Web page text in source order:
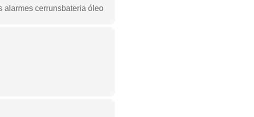
alarmes cerrunsbateria óleo